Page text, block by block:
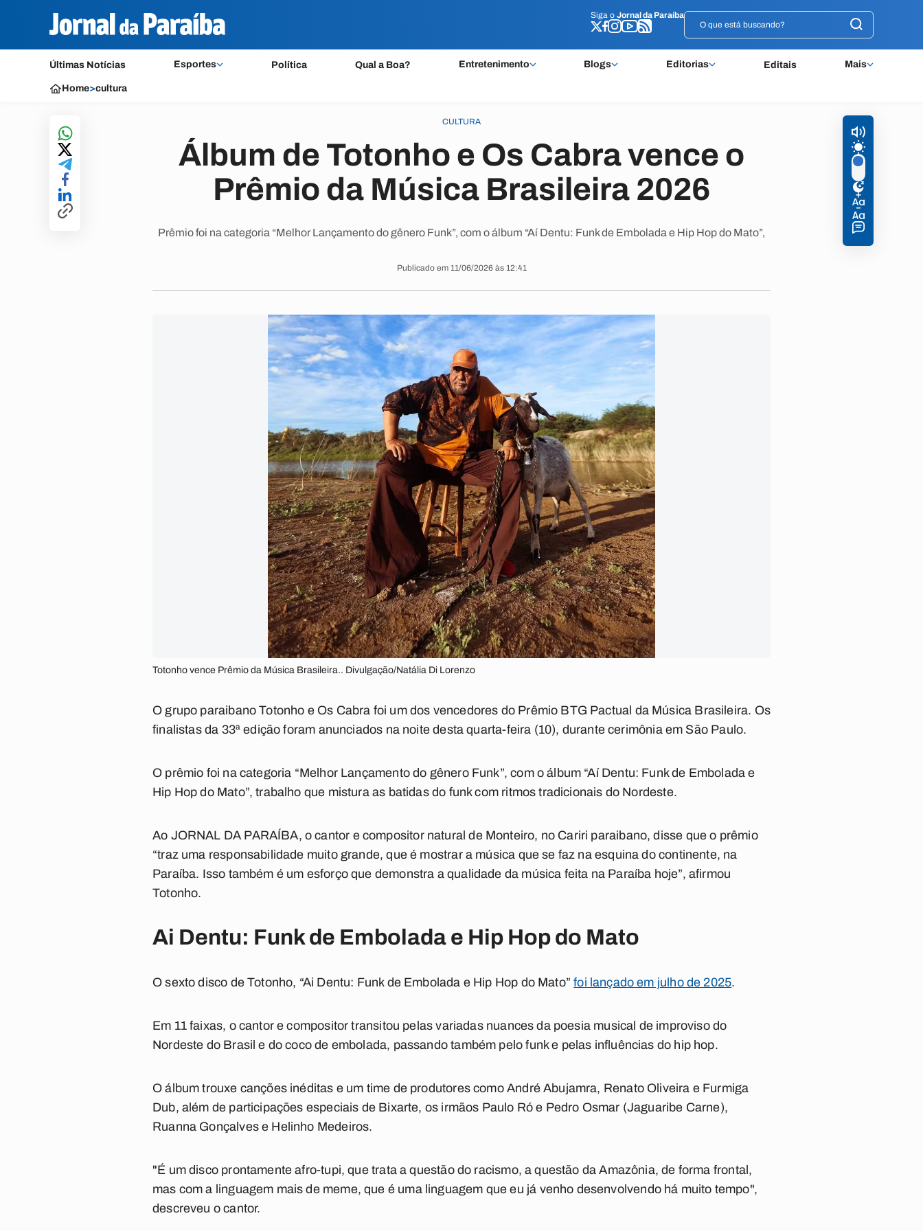
Siga o Jornal da Paraíba
Últimas Notícias Esportes Política Qual a Boa? Entretenimento Blogs Editorias Editais Mais
Siga o Jornal da Paraíba
Home>cultura
CULTURA
Álbum de Totonho e Os Cabra vence o
Prêmio da Música Brasileira 2026
Prêmio foi na categoria “Melhor Lançamento do gênero Funk”, com o álbum “Aí Dentu: Funk de Embolada e Hip Hop do Mato”,
Publicado em 11/06/2026 às 12:41
Totonho vence Prêmio da Música Brasileira.. Divulgação/Natália Di Lorenzo
O grupo paraibano Totonho e Os Cabra foi um dos vencedores do Prêmio BTG Pactual da Música Brasileira. Os
finalistas da 33ª edição foram anunciados na noite desta quarta-feira (10), durante cerimônia em São Paulo.
O prêmio foi na categoria “Melhor Lançamento do gênero Funk”, com o álbum “Aí Dentu: Funk de Embolada e
Hip Hop do Mato”, trabalho que mistura as batidas do funk com ritmos tradicionais do Nordeste.
Ao JORNAL DA PARAÍBA, o cantor e compositor natural de Monteiro, no Cariri paraibano, disse que o prêmio
“traz uma responsabilidade muito grande, que é mostrar a música que se faz na esquina do continente, na
Paraíba. Isso também é um esforço que demonstra a qualidade da música feita na Paraíba hoje”, afirmou
Totonho.
Ai Dentu: Funk de Embolada e Hip Hop do Mato
O sexto disco de Totonho, “Ai Dentu: Funk de Embolada e Hip Hop do Mato”foi lançado em julho de 2025.
Em 11 faixas, o cantor e compositor transitou pelas variadas nuances da poesia musical de improviso do
Nordeste do Brasil e do coco de embolada, passando também pelo funk e pelas influências do hip hop.
O álbum trouxe canções inéditas e um time de produtores como André Abujamra, Renato Oliveira e Furmiga
Dub, além de participações especiais de Bixarte, os irmãos Paulo Ró e Pedro Osmar (Jaguaribe Carne),
Ruanna Gonçalves e Helinho Medeiros.
"É um disco prontamente afro-tupi, que trata a questão do racismo, a questão da Amazônia, de forma frontal,
mas com a linguagem mais de meme, que é uma linguagem que eu já venho desenvolvendo há muito tempo",
descreveu o cantor.